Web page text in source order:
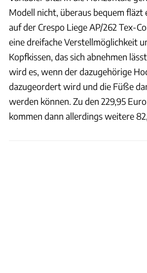
Modell nicht, überaus bequem fläzt
auf der Crespo Liege AP/262 Tex-
eine dreifache Verstellmöglichkeit
Kopfkissen, das sich abnehmen
wird es, wenn der dazugehörige
dazugeordert wird und die Füße
werden können. Zu den 229,95
kommen dann allerdings weitere